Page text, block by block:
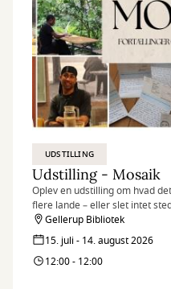
UDSTILLING
Udstilling - Mosaik
Oplev en udstilling om hvad
flere lande – eller slet intet
egne som overleverede? At
alligevel stå ud fra mængden?
Gellerup Bibliotek
15. juli - 14. august 2026
12:00 - 12:00